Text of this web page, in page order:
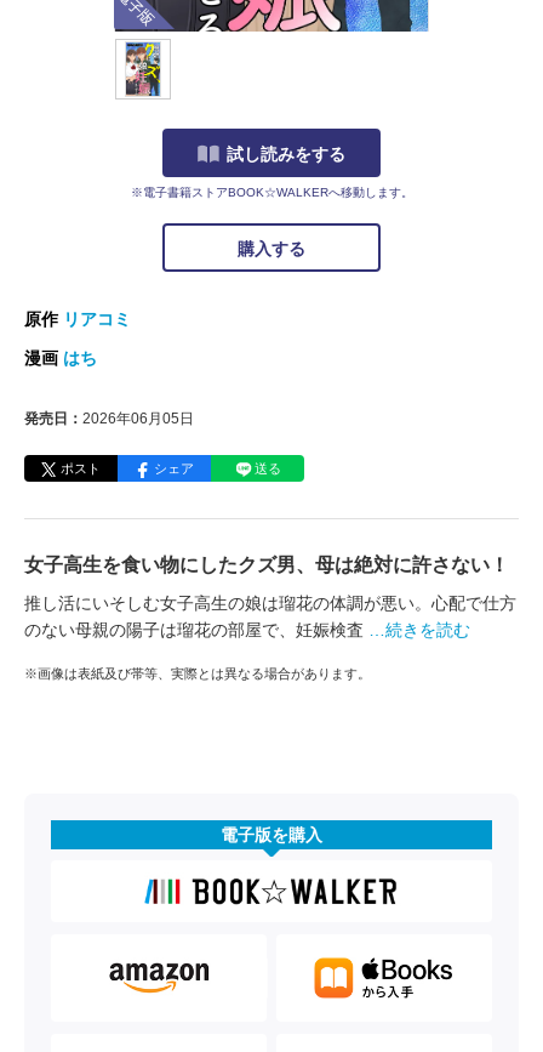
試し読みをする
※電子書籍ストアBOOK☆WALKERへ移動します。
購入する
原作 リアコミ
漫画 はち
発売日： 2026年06月05日
ポスト シェア 送る
女子高生を食い物にしたクズ男、母は絶対に許さない！
推し活にいそしむ女子高生の娘は瑠花の体調が悪い。心配で仕方
のない母親の陽子は瑠花の部屋で、妊娠検査
…続きを読む
※画像は表紙及び帯等、実際とは異なる場合があります。
電子版を購入